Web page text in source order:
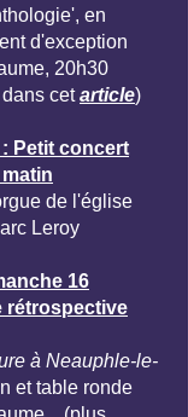
en
d'exception
20h30
cetarticle)
Petit concert
de l'église
Leroy
16
rétrospective
à Neauphle-le-
et table ronde